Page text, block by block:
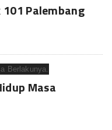
Palembang
Masa